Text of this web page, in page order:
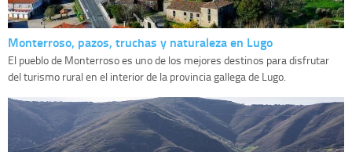
Monterroso, pazos, truchas y naturaleza en Lugo
El pueblo de Monterroso es uno de los mejores destinos para disfrutar
del turismo rural en el interior de la provincia gallega de Lugo.